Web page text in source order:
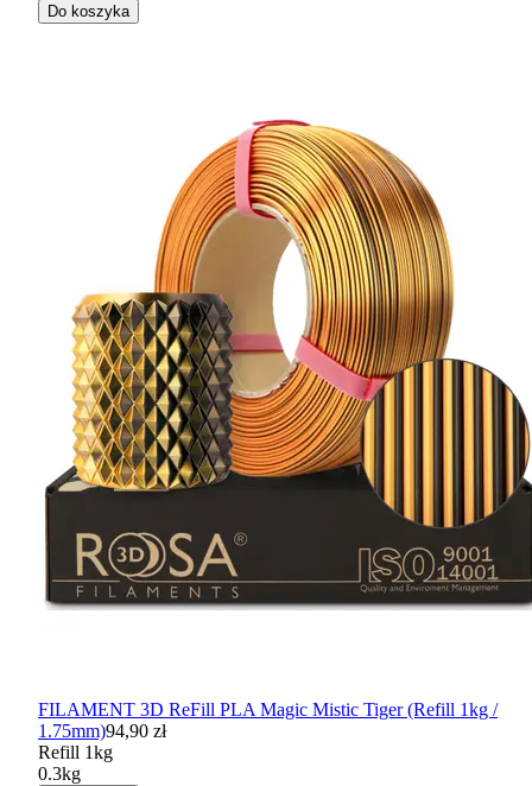
Do koszyka
FILAMENT 3D ReFill PLA Magic Mistic Tiger (Refill 1kg /
1.75mm)94,90 zł
Refill 1kg
0.3kg